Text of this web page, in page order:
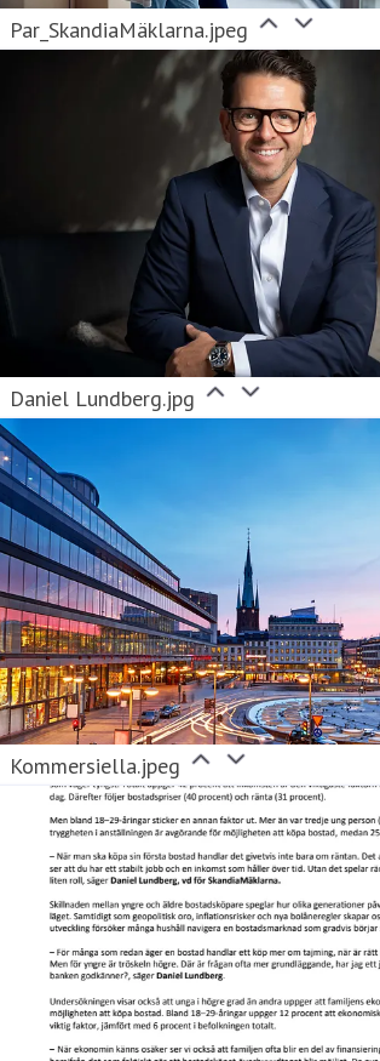
Par_SkandiaMäklarna.jpeg
Daniel Lundberg.jpg
Kommersiella.jpeg